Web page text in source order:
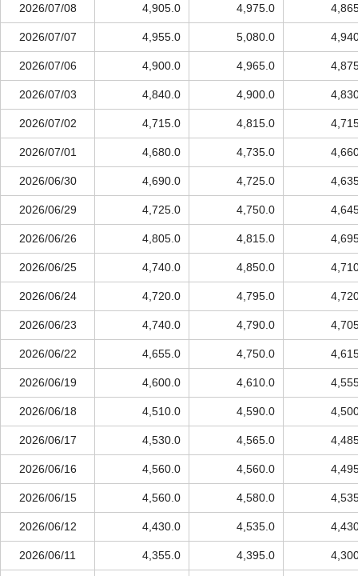
2026/07/08 4,905.0 4,975.0
2026/07/07 4,955.0 5,080.0
2026/07/06 4,900.0 4,965.0
2026/07/03 4,840.0 4,900.0
2026/07/02 4,715.0 4,815.0
2026/07/01 4,680.0 4,735.0
2026/06/30 4,690.0 4,725.0
2026/06/29 4,725.0 4,750.0
2026/06/26 4,805.0 4,815.0
2026/06/25 4,740.0 4,850.0
2026/06/24 4,720.0 4,795.0
2026/06/23 4,740.0 4,790.0
2026/06/22 4,655.0 4,750.0
2026/06/19 4,600.0 4,610.0
2026/06/18 4,510.0 4,590.0
2026/06/17 4,530.0 4,565.0
2026/06/16 4,560.0 4,560.0
2026/06/15 4,560.0 4,580.0
2026/06/12 4,430.0 4,535.0
2026/06/11 4,355.0 4,395.0